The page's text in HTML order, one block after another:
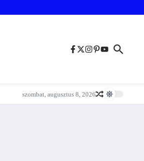
szombat, augusztus 8, 2026